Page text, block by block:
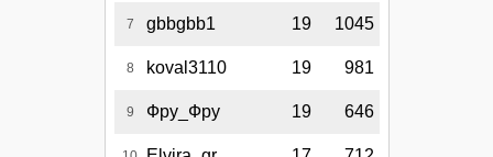
7 gbbgbb1 19 1045
8 koval3110 19 981
9 Фру_Фру 19 646